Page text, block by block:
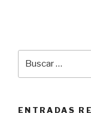
ENTRADAS